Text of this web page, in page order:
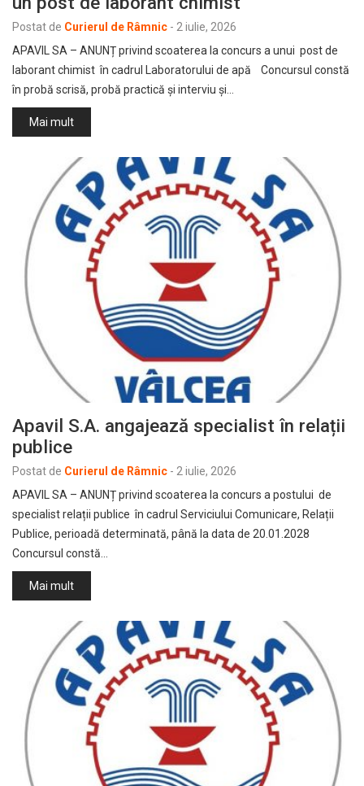
Postat de Curierul de Râmnic - 2 iulie, 2026
APAVIL SA – ANUNȚ privind scoaterea la concurs a unui post de
laborant chimist în cadrul Laboratorului de apă Concursul constă
în probă scrisă, probă practică și interviu și…
Mai mult
Apavil S.A. angajează specialist în relații
publice
Postat de Curierul de Râmnic - 2 iulie, 2026
APAVIL SA – ANUNȚ privind scoaterea la concurs a postului de
specialist relații publice în cadrul Serviciului Comunicare, Relații
Publice, perioadă determinată, până la data de 20.01.2028
Concursul constă…
Mai mult